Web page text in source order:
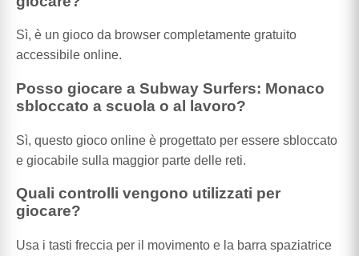
Sì, è un gioco da browser completamente gratuito
accessibile online.
Posso giocare a Subway Surfers: Monaco
sbloccato a scuola o al lavoro?
Sì, questo gioco online è progettato per essere sbloccato
e giocabile sulla maggior parte delle reti.
Quali controlli vengono utilizzati per
giocare?
Usa i tasti freccia per il movimento e la barra spaziatrice